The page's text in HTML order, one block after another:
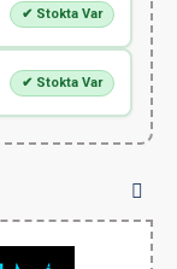
✔ Stokta Var
✔ Stokta Var